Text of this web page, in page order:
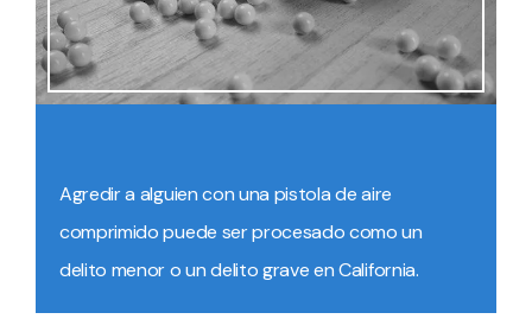
Agredir a alguien con una pistola de aire
comprimido puede ser procesado como un
delito menor o un delito grave en California.